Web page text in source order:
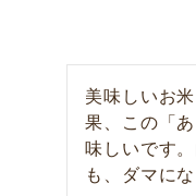
美味しいお
果、この「
味しいです
も、ダマに